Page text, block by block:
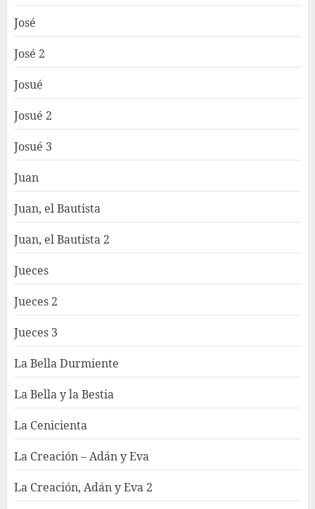
José
José 2
Josué
Josué 2
Josué 3
Juan
Juan, el Bautista
Juan, el Bautista 2
Jueces
Jueces 2
Jueces 3
La Bella Durmiente
La Bella y la Bestia
La Cenicienta
La Creación – Adán y Eva
La Creación, Adán y Eva 2